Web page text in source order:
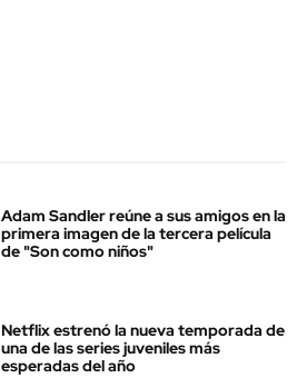
Adam Sandler reúne a sus amigos en la
primera imagen de la tercera película
de "Son como niños"
Netflix estrenó la nueva temporada de
una de las series juveniles más
esperadas del año